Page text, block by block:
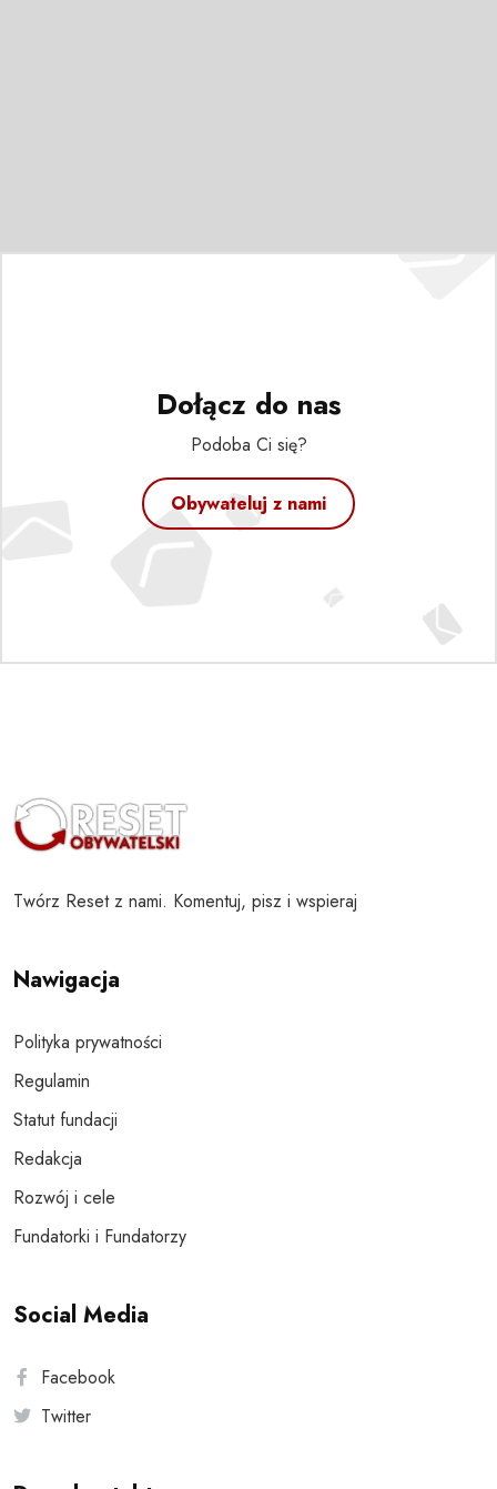
Dołącz do nas
Podoba Ci się?
Obywateluj z nami
Twórz Reset z nami. Komentuj, pisz i wspieraj
Nawigacja
Polityka prywatności
Regulamin
Statut fundacji
Redakcja
Rozwój i cele
Fundatorki i Fundatorzy
Social Media
Facebook
Twitter